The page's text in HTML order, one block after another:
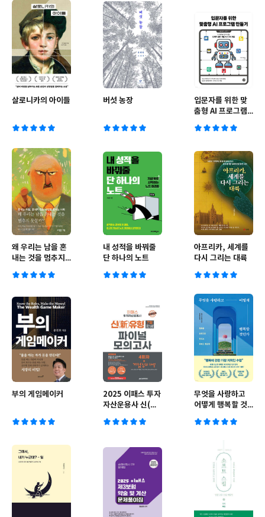
살로니카의 아이들 버섯 농장
입문자를 위한 맞
춤형 AI 프로그램
왜 우리는 남을 혼
내는 것을 멈추지
내 성적을 바꿔줄
단 하나의 노트
아프리카, 세계를
다시 그리는 대륙
부의 게임메이커
2025 이패스 투자
자산운용사 신(新)
이널 모의고사 4회
무엇을 사랑하고
어떻게 행복할 것